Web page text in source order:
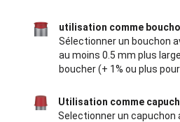
utilisation comme
Sélectionner un bouchon
au moins 0.5 mm plus
boucher (+ 1% ou plus
Utilisation comme
Selectionner un capuchon